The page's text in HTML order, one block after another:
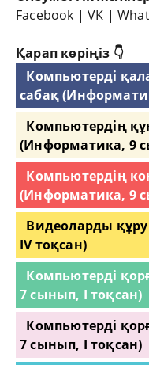
Facebook |VK |
Қарап көріңіз 👇
Компьютерді
сабақ
Компьютердің
(Информатика, 9
Компьютердің
(Информатика, 9
Видеоларды
IV тоқсан)
Компьютерді
7 сынып, I тоқсан)
Компьютерді
7 сынып, I тоқсан)